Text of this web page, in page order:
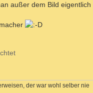
außer dem Bild eigentlich
der war wohl selber nie